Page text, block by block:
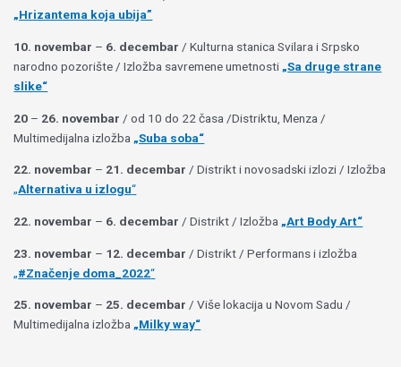
„Hrizantema koja ubija”
10. novembar – 6. decembar / Kulturna stanica Svilara i Srpsko
narodno pozorište / Izložba savremene umetnosti „Sa druge strane
slike“
20 – 26. novembar / od 10 do 22 časa /Distriktu, Menza /
Multimedijalna izložba „Suba soba“
22. novembar – 21. decembar / Distrikt i novosadski izlozi / Izložba
„Alternativa u izlogu“
22. novembar – 6. decembar / Distrikt / Izložba „Art Body Art“
23. novembar – 12. decembar / Distrikt / Performans i izložba
„#Značenje doma_2022“
25. novembar – 25. decembar / Više lokacija u Novom Sadu /
Multimedijalna izložba „Milky way“